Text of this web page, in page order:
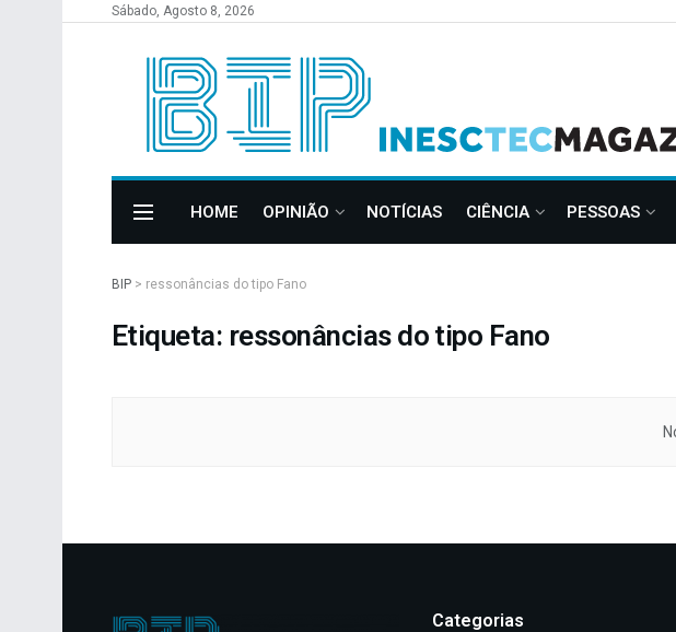
Sábado, Agosto 8, 2026
HOME OPINIÃO NOTÍCIAS CIÊNCIA PESSOAS
BIP > ressonâncias do tipo Fano
Etiqueta: ressonâncias do tipo Fano
Categorias